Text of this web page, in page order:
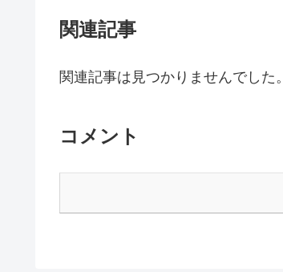
関連記事
関連記事は見つかりませんでした。
コメント